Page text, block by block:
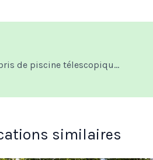
Pourquoi les abris de piscine télescopiques sont-ils si populaires auprès des propriétaires ?
similaires